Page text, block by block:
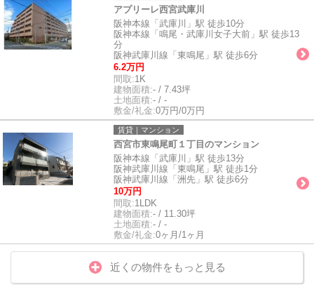
アプリーレ西宮武庫川
阪神本線「武庫川」駅 徒歩10分
阪神本線「鳴尾・武庫川女子大前」駅 徒歩13
分
阪神武庫川線「東鳴尾」駅 徒歩6分
6.2万円
間取:1K
建物面積:- / 7.43坪
土地面積:- / -
敷金/礼金:0万円/0万円
賃貸｜マンション
西宮市東鳴尾町１丁目のマンション
阪神本線「武庫川」駅 徒歩13分
阪神武庫川線「東鳴尾」駅 徒歩1分
阪神武庫川線「洲先」駅 徒歩6分
10万円
間取:1LDK
建物面積:- / 11.30坪
土地面積:- / -
敷金/礼金:0ヶ月/1ヶ月
近くの物件をもっと見る